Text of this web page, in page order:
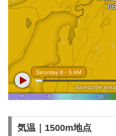
気温｜1500m地点